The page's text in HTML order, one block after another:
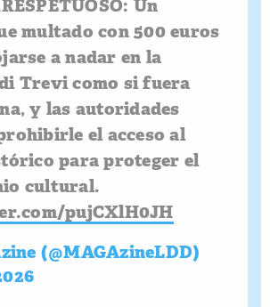
Un
multado con 500 euros
a nadar en la
Trevi como si fuera
y las autoridades
el acceso al
para proteger el
cultural.
pujCXlH0JH
(@MAGAzineLDD)